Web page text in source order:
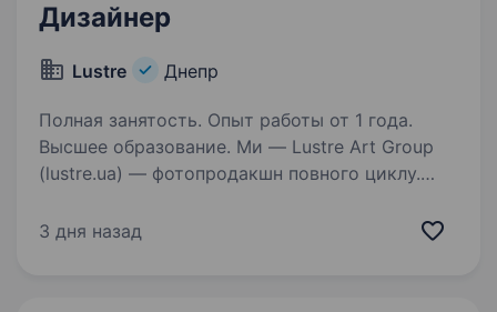
Дизайнер
Lustre Днепр
Полная занятость. Опыт работы от 1 года.
Высшее образование. Ми — Lustre Art Group
(lustre.ua) — фотопродакшн повного циклу.
фотографію та дизайн для всього світу. А ще є
3 дня назад